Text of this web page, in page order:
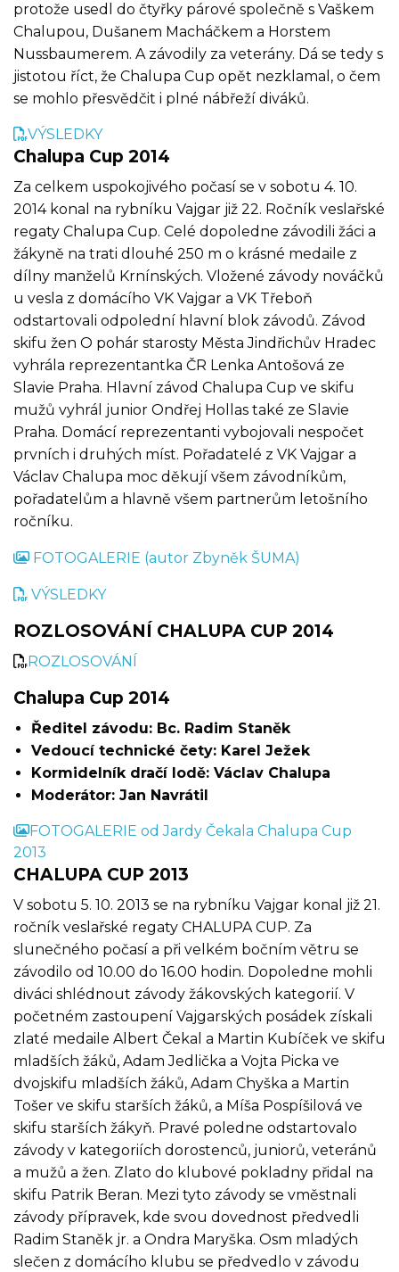
protože usedl do čtyřky párové společně s Vaškem
Chalupou, Dušanem Macháčkem a Horstem
Nussbaumerem. A závodily za veterány. Dá se tedy s
jistotou říct, že Chalupa Cup opět nezklamal, o čem
se mohlo přesvědčit i plné nábřeží diváků.
VÝSLEDKY
Chalupa Cup 2014
Za celkem uspokojivého počasí se v sobotu 4. 10.
2014 konal na rybníku Vajgar již 22. Ročník veslařské
regaty Chalupa Cup. Celé dopoledne závodili žáci a
žákyně na trati dlouhé 250 m o krásné medaile z
dílny manželů Krnínských. Vložené závody nováčků
u vesla z domácího VK Vajgar a VK Třeboň
odstartovali odpolední hlavní blok závodů. Závod
skifu žen O pohár starosty Města Jindřichův Hradec
vyhrála reprezentantka ČR Lenka Antošová ze
Slavie Praha. Hlavní závod Chalupa Cup ve skifu
mužů vyhrál junior Ondřej Hollas také ze Slavie
Praha. Domácí reprezentanti vybojovali nespočet
prvních i druhých míst. Pořadatelé z VK Vajgar a
Václav Chalupa moc děkují všem závodníkům,
pořadatelům a hlavně všem partnerům letošního
ročníku.
FOTOGALERIE (autor Zbyněk ŠUMA)
VÝSLEDKY
ROZLOSOVÁNÍ CHALUPA CUP 2014
ROZLOSOVÁNÍ
Chalupa Cup 2014
Ředitel závodu: Bc. Radim Staněk
Vedoucí technické čety: Karel Ježek
Kormidelník dračí lodě: Václav Chalupa
Moderátor: Jan Navrátil
FOTOGALERIE od Jardy Čekala Chalupa Cup
2013
CHALUPA CUP 2013
V sobotu 5. 10. 2013 se na rybníku Vajgar konal již 21.
ročník veslařské regaty CHALUPA CUP. Za
slunečného počasí a při velkém bočním větru se
závodilo od 10.00 do 16.00 hodin. Dopoledne mohli
diváci shlédnout závody žákovských kategorií. V
početném zastoupení Vajgarských posádek získali
zlaté medaile Albert Čekal a Martin Kubíček ve skifu
mladších žáků, Adam Jedlička a Vojta Picka ve
dvojskifu mladších žáků, Adam Chyška a Martin
Tošer ve skifu starších žáků, a Míša Pospíšilová ve
skifu starších žákyň. Pravé poledne odstartovalo
závody v kategoriích dorostenců, juniorů, veteránů
a mužů a žen. Zlato do klubové pokladny přidal na
skifu Patrik Beran. Mezi tyto závody se vměstnali
závody přípravek, kde svou dovednost předvedli
Radim Staněk jr. a Ondra Maryška. Osm mladých
slečen z domácího klubu se předvedlo v závodu